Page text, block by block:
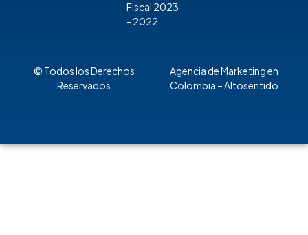
Fiscal 2023
- 2022
© Todos los Derechos
Reservados
Agencia de Marketing en
Colombia – Altosentido